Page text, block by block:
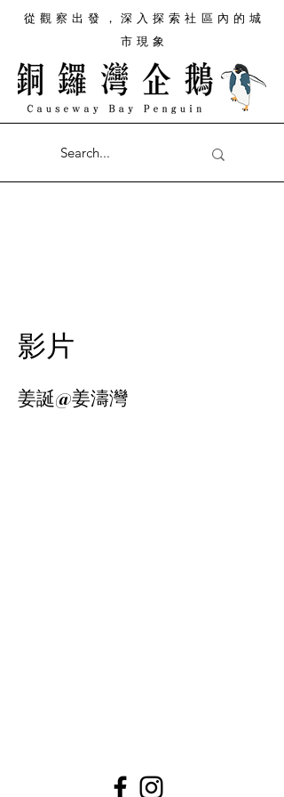
從觀察出發，深入探索社區內的城
市現象
影片
姜誕@姜濤灣